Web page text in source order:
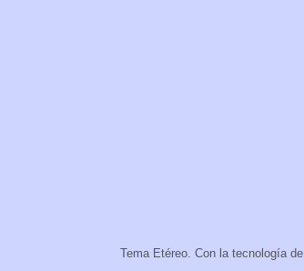
Tema Etéreo. Con la tecnología de